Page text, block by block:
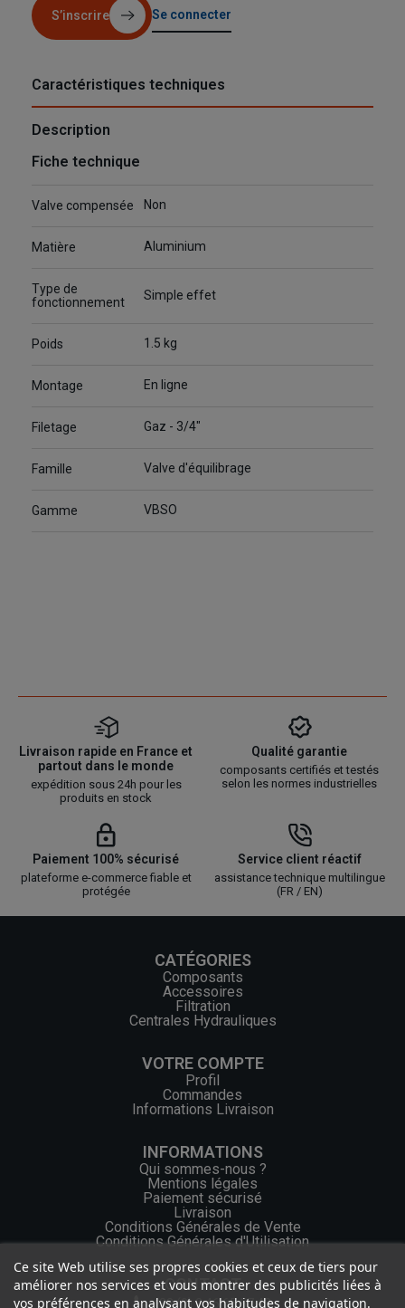
S’inscrire Se connecter
Caractéristiques techniques
Description
Fiche technique
Valve compensée Non
Matière Aluminium
Type de
fonctionnement
Simple effet
Poids 1.5 kg
Montage En ligne
Filetage Gaz - 3/4"
Famille Valve d'équilibrage
Gamme VBSO
Livraison rapide en France et
partout dans le monde
expédition sous 24h pour les
produits en stock
Qualité garantie
composants certifiés et testés
selon les normes industrielles
Paiement 100% sécurisé
plateforme e-commerce fiable et
protégée
Service client réactif
assistance technique multilingue
(FR / EN)
CATÉGORIES
Composants
Accessoires
Filtration
Centrales Hydrauliques
VOTRE COMPTE
Profil
Commandes
Informations Livraison
INFORMATIONS
Qui sommes-nous ?
Mentions légales
Paiement sécurisé
Livraison
Conditions Générales de Vente
Conditions Générales d'Utilisation
CONTACT
+33 (0) 2 46 65 57 43
Ce site Web utilise ses propres cookies et ceux de tiers pour
améliorer nos services et vous montrer des publicités liées à
vos préférences en analysant vos habitudes de navigation.